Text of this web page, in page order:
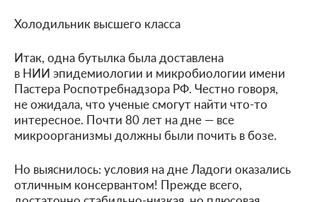
Холодильник высшего класса
Итак, одна бутылка была доставлена
в НИИ эпидемиологии и микробиологии имени
Пастера Роспотребнадзора РФ. Честно говоря,
не ожидала, что ученые смогут найти что-то
интересное. Почти 80 лет на дне — все
микроорганизмы должны были почить в бозе.
Но выяснилось: условия на дне Ладоги оказались
отличным консервантом! Прежде всего,